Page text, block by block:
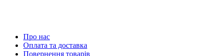
Про нас
Оплата та доставка
Повернення товарів